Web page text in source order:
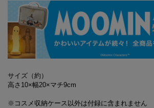
サイズ（約）
高さ10×幅20×マチ9cm
※コスメ収納ケース以外は付録に含まれません